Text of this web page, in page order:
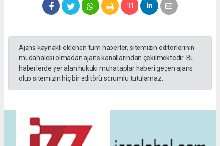
Ajans kaynaklı eklenen tüm haberler, sitemizin editörlerinin
müdahalesi olmadan ajans kanallarından çekilmektedir. Bu
haberlerde yer alan hukuki muhataplar haberi geçen ajans
olup sitemizin hiç bir editörü sorumlu tutulamaz.